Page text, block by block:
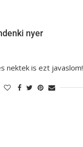
nyer
nektek is ezt javaslom!